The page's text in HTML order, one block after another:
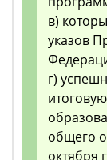
в)
указов
г)
общего
октября